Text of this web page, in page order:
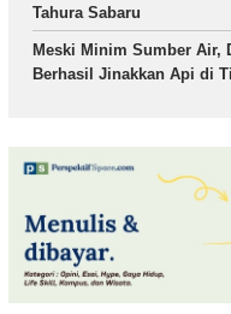
Tahura Sabaru
Meski Minim Sumber Air,
Berhasil Jinakkan Api di